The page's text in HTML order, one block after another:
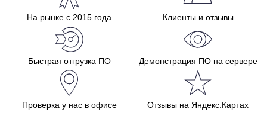
На рынке с 2015 года Клиенты и отзывы
Быстрая отгрузка ПО Демонстрация ПО на сервере
Проверка у нас в офисе Отзывы на Яндекс.Картах